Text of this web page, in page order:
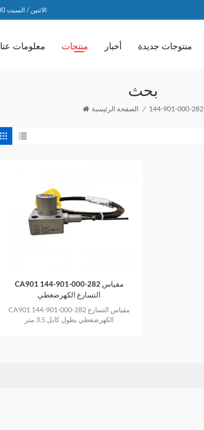
الاثنين / السبت 9.00 ص إلى 7:00 م
معلومات عنا منتجات أخبار منتوجات جديدة
بحث
الصفحة الرئيسية / 144-901-000-282
CA901 144-901-000-282 مقياس
التسارع الكهرضغطي
CA901 144-901-000-282 مقياس التسارع
الكهرضغطي بطول كابل 3.5 متر